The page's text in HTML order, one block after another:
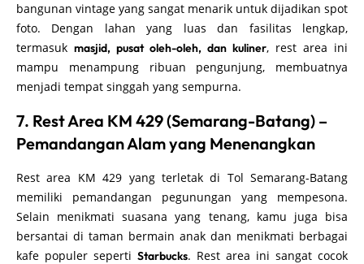
bangunan vintage yang sangat menarik untuk dijadikan spot
foto. Dengan lahan yang luas dan fasilitas lengkap,
termasuk masjid, pusat oleh-oleh, dan kuliner, rest area ini
mampu menampung ribuan pengunjung, membuatnya
menjadi tempat singgah yang sempurna.
7. Rest Area KM 429 (Semarang-Batang) –
Pemandangan Alam yang Menenangkan
Rest area KM 429 yang terletak di Tol Semarang-Batang
memiliki pemandangan pegunungan yang mempesona.
Selain menikmati suasana yang tenang, kamu juga bisa
bersantai di taman bermain anak dan menikmati berbagai
kafe populer seperti Starbucks. Rest area ini sangat cocok